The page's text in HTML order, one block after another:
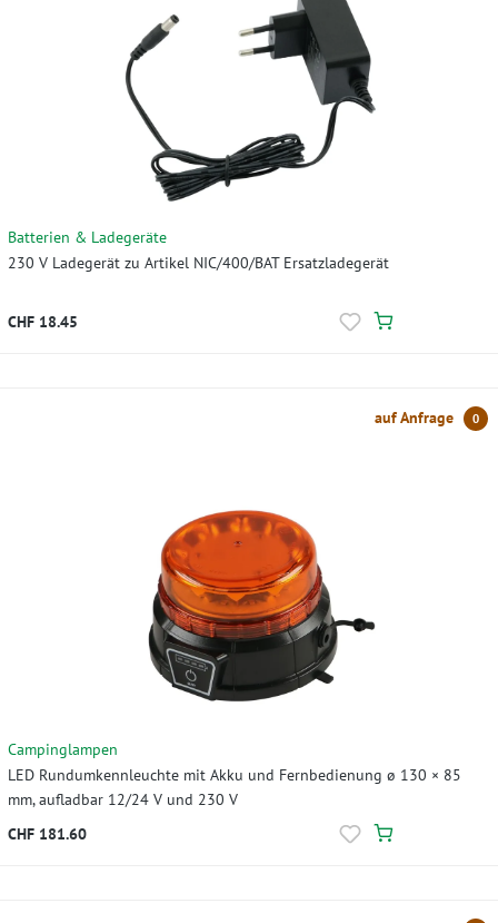
Batterien & Ladegeräte
230 V Ladegerät zu Artikel NIC/400/BAT Ersatzladegerät
CHF 18.45
auf Anfrage 0
Campinglampen
LED Rundumkennleuchte mit Akku und Fernbedienung ø 130 × 85
mm, aufladbar 12/24 V und 230 V
CHF 181.60